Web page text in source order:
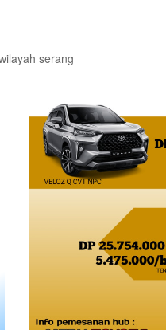
serang